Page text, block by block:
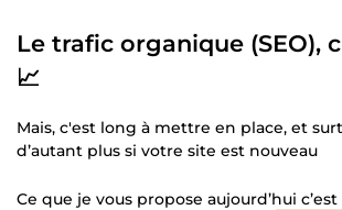
Le trafic organique (SEO),
📈
Mais, c'est long à mettre en place, et
d’autant plus si votre site est nouveau
Ce que je vous propose aujourd’hui c’est